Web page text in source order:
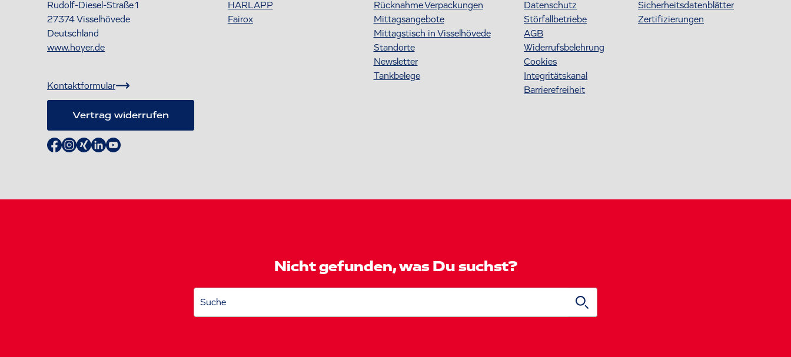
Rudolf-Diesel-Straße 1
27374Visselhövede
Deutschland
www.hoyer.de
Kontaktformular
Vertrag widerrufen
HARLAPP
Fairox
Rücknahme Verpackungen
Mittagsangebote
Mittagstisch in Visselhövede
Standorte
Newsletter
Tankbelege
Datenschutz
Störfallbetriebe
AGB
Widerrufsbelehrung
Cookies
Integritätskanal
Barrierefreiheit
S icherheitsdatenblätter
Zertifizierungen
Nicht gefunden, was Du suchst?
Suche